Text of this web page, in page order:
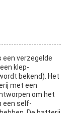
een verzegelde
klep-
bekend). Het
met een
om het
een self-